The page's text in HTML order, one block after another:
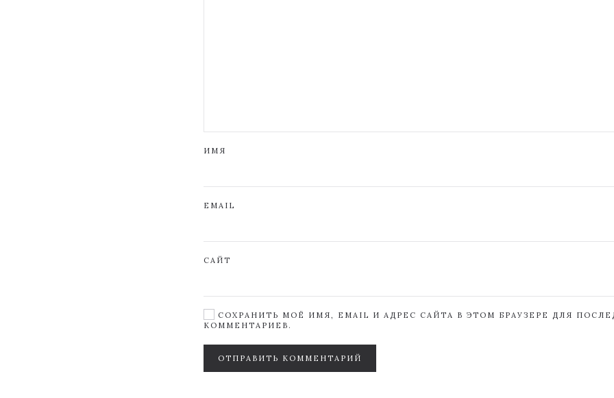
ИМЯ
EMAIL
САЙТ
СОХРАНИТЬ МОЁ ИМЯ, EMAIL И АДРЕС САЙТА В ЭТОМ БРАУЗЕРЕ ДЛЯ
КОММЕНТАРИЕВ.
ОТПРАВИТЬ КОММЕНТАРИЙ